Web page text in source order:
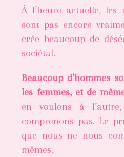
À l’heure actuelle,
sont pas encore
crée beaucoup de
sociétal.
Beaucoup d’hommes
les femmes, et de
en voulons à
comprenons pas. Le
que nous ne nous
mêmes.